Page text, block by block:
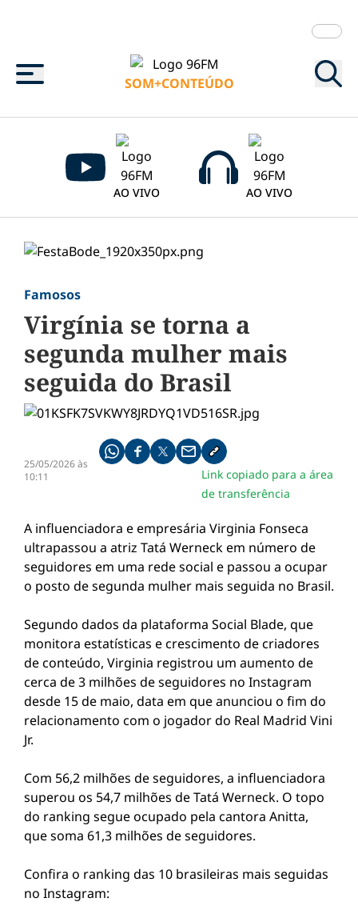
Menu
SOM+CONTEÚDO
AO VIVO AO VIVO
Famosos
Virgínia se torna a
segunda mulher mais
seguida do Brasil
25/05/2026 às
10:11
Compartilhe pelo whatsapp
Compartilhar no facebook
Compartilhar no twitter
Compartilhe pelo email
Copiar link da notícia
Link copiado para a área
de transferência
A influenciadora e empresária Virginia Fonseca
ultrapassou a atriz Tatá Werneck em número de
seguidores em uma rede social e passou a ocupar
o posto de segunda mulher mais seguida no Brasil.
Segundo dados da plataforma Social Blade, que
monitora estatísticas e crescimento de criadores
de conteúdo, Virginia registrou um aumento de
cerca de 3 milhões de seguidores no Instagram
desde 15 de maio, data em que anunciou o fim do
relacionamento com o jogador do Real Madrid Vini
Jr.
Com 56,2 milhões de seguidores, a influenciadora
superou os 54,7 milhões de Tatá Werneck. O topo
do ranking segue ocupado pela cantora Anitta,
que soma 61,3 milhões de seguidores.
Confira o ranking das 10 brasileiras mais seguidas
no Instagram: